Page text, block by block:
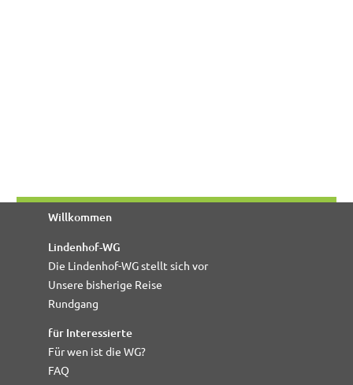
Willkommen
Lindenhof-WG
Die Lindenhof-WG stellt sich vor
Unsere bisherige Reise
Rundgang
für Interessierte
Für wen ist die WG?
FAQ